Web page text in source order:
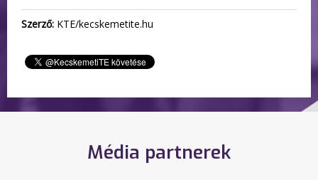
Szerző: KTE/kecskemetite.hu
Média partnerek